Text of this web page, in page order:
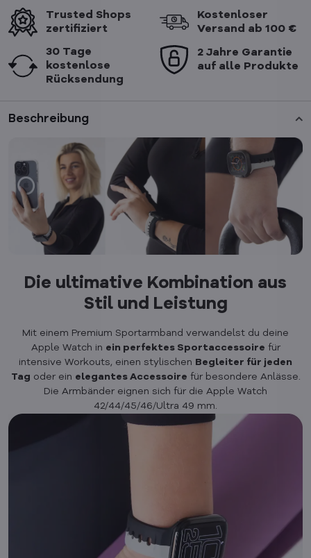
Beschreibung
Die ultimative Kombination aus
Stil und Leistung
Mit einem Premium Sportarmband verwandelst du deine
Apple Watch in ein perfektes Sportaccessoire für
intensive Workouts, einen stylischen Begleiter für jeden
Tag oder ein elegantes Accessoire für besondere Anlässe.
Die Armbänder eignen sich für die Apple Watch
42/44/45/46/Ultra 49 mm.
Trusted Shops
zertifiziert
Kostenloser
Versand ab 100 €
30 Tage
kostenlose
Rücksendung
2 Jahre Garantie
auf alle Produkte